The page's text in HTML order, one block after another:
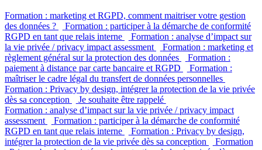
Formation : marketing et RGPD, comment maitriser votre gestion
des données ?
Formation : participer à la démarche de conformité
RGPD en tant que relais interne
Formation : analyse d’impact sur
la vie privée / privacy impact assessment
Formation : marketing et
règlement général sur la protection des données
Formation :
paiement à distance par carte bancaire et RGPD
Formation :
maîtriser le cadre légal du transfert de données personnelles
Formation : Privacy by design, intégrer la protection de la vie privée
dès sa conception
Je souhaite être rappelé
Formation : analyse d’impact sur la vie privée / privacy impact
assessment
Formation : participer à la démarche de conformité
RGPD en tant que relais interne
Formation : Privacy by design,
intégrer la protection de la vie privée dès sa conception
Formation